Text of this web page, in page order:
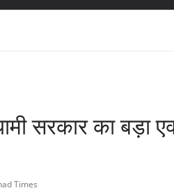
सरकार का बड़ा
Times